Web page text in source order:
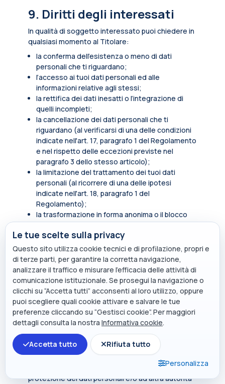
9. Diritti degli interessati
In qualità di soggetto interessato puoi chiedere in
qualsiasi momento al Titolare:
la conferma dell’esistenza o meno di dati
personali che ti riguardano;
l’accesso ai tuoi dati personali ed alle
informazioni relative agli stessi;
la rettifica dei dati inesatti o l’integrazione di
quelli incompleti;
la cancellazione dei dati personali che ti
riguardano (al verificarsi di una delle condizioni
indicate nell'art. 17, paragrafo 1 del Regolamento
e nel rispetto delle eccezioni previste nel
paragrafo 3 dello stesso articolo);
la limitazione del trattamento dei tuoi dati
personali (al ricorrere di una delle ipotesi
indicate nell'art. 18, paragrafo 1 del
Regolamento);
la trasformazione in forma anonima o il blocco
dei dati trattati in violazione di legge, compresi
quelli di cui non è necessaria la conservazione in
relazione agli scopi per i quali i dati sono stati
raccolti o successivamente trattati.
In qualità di soggetto interessato hai inoltre diritto
di opporti, in tutto o in parte, per motivi legittimi al
trattamento dei dati personali che ti riguardano,
ancorché pertinenti allo scopo della raccolta.
Tali diritti sono esercitabili rivolgendosi al punto di
contattoprivacy@polimi.it.
Qualora tu ritenga che i tuoi diritti siano stati violati
dal titolare e/o da un terzo, hai il diritto di
presentare un reclamo all’Autorità per la
protezione dei dati personali e/o ad altra autorità
Le tue scelte sulla privacy
Questo sito utilizza cookie tecnici e di profilazione, propri e
di terze parti, per garantire la corretta navigazione,
analizzare il traffico e misurare l’efficacia delle attività di
comunicazione istituzionale. Se prosegui la navigazione o
clicchi su “Accetta tutti” acconsenti al loro utilizzo, oppure
puoi scegliere quali cookie attivare e salvare le tue
preferenze cliccando su “Gestisci cookie”. Per maggiori
dettagli consulta la nostra Informativa cookie.
Accetta tutto
Rifiuta tutto
Personalizza